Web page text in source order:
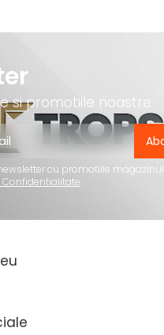
si promotiile noastre
cu promotiile
Confidentialitate